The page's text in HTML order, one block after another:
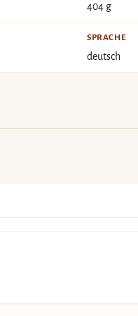
404 g
SPRACHE
deutsch